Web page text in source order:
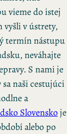
vieme do istej
vyšli v ústrety,
termín nástupu
neváhajte
S nami je
sa naši cestujúci
a
Slovenskoje
alebo po